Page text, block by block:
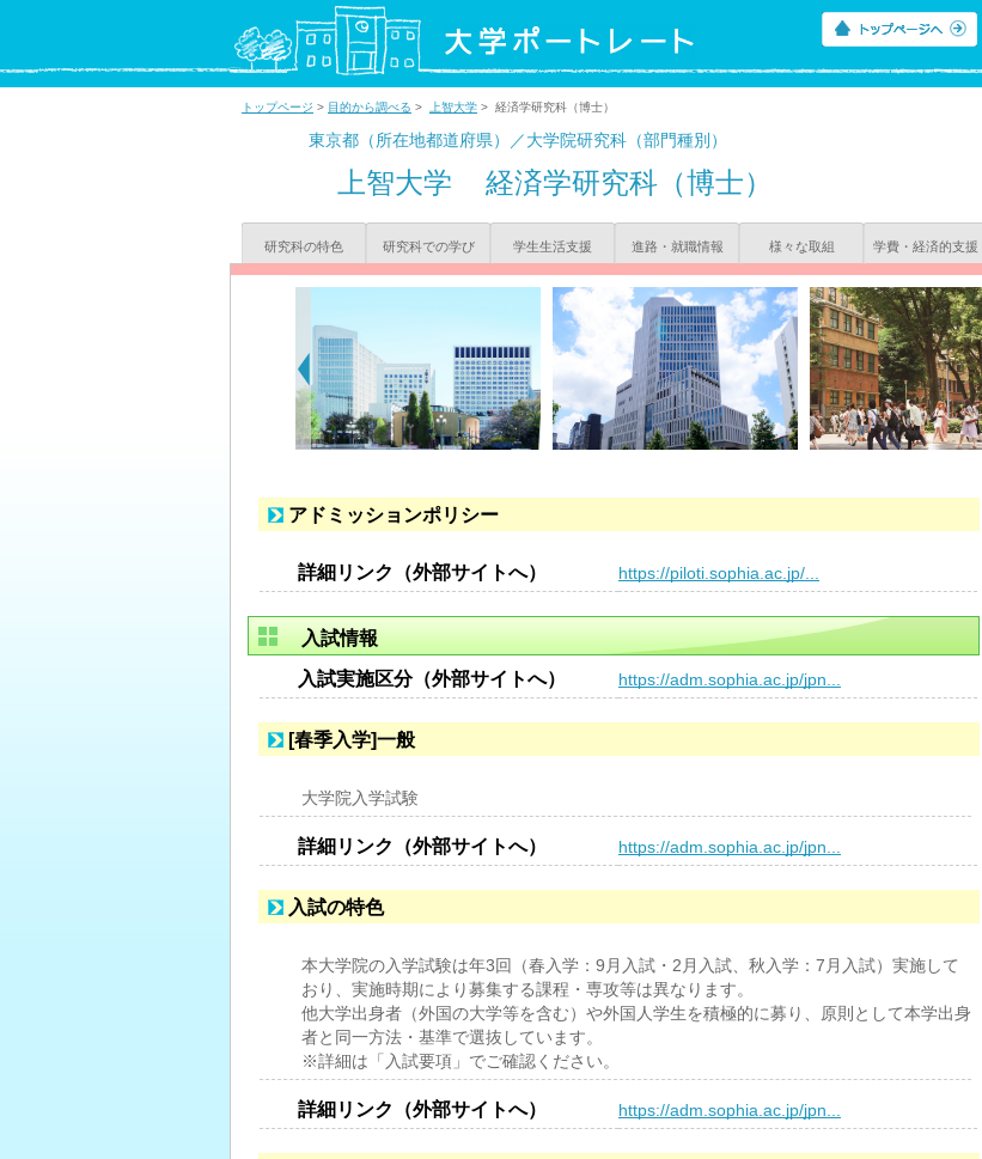
トップページ > 目的から調べる > 上智大学 > 経済学研究科（博士）
東京都（所在地都道府県）／大学院研究科（部門種別）
上智大学 経済学研究科（博士）
研究科の特色 研究科での学び 学生生活支援 進路・就職情報 様々な取組 学費・経済的支援
アドミッションポリシー
詳細リンク（外部サイトへ） https://piloti.sophia.ac.jp/...
入試情報
入試実施区分（外部サイトへ）
https://adm.sophia.ac.jp/jpn...
[春季入学]一般
大学院入学試験
詳細リンク（外部サイトへ） https://adm.sophia.ac.jp/jpn...
入試の特色
本大学院の入学試験は年3回（春入学：9月入試・2月入試、秋入学：7月入試）実施して
おり、実施時期により募集する課程・専攻等は異なります。
他大学出身者（外国の大学等を含む）や外国人学生を積極的に募り、原則として本学出身
者と同一方法・基準で選抜しています。
※詳細は「入試要項」でご確認ください。
詳細リンク（外部サイトへ） https://adm.sophia.ac.jp/jpn...